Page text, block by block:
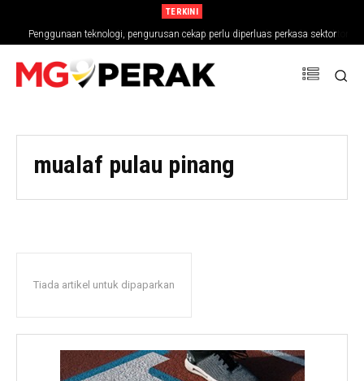
TERKINI
Penggunaan teknologi, pengurusan cekap perlu diperluas perkasa sektor
pertanian
MGPerak: Teknologi, Pengurusan Cekap Perlu Diperluas Perkasa Sektor
Pertanian
mualaf pulau pinang
Tiada artikel untuk dipaparkan